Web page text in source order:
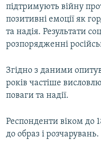
ДОЛУЧАЙСЯ!
Усі сайти RFE/RL
підтримують війну
позитивні емоції як
та надія. Результати
розпорядженні
Згідно з даними
років частіше
поваги та надії.
Респонденти віком до
до образ і розчарувань.